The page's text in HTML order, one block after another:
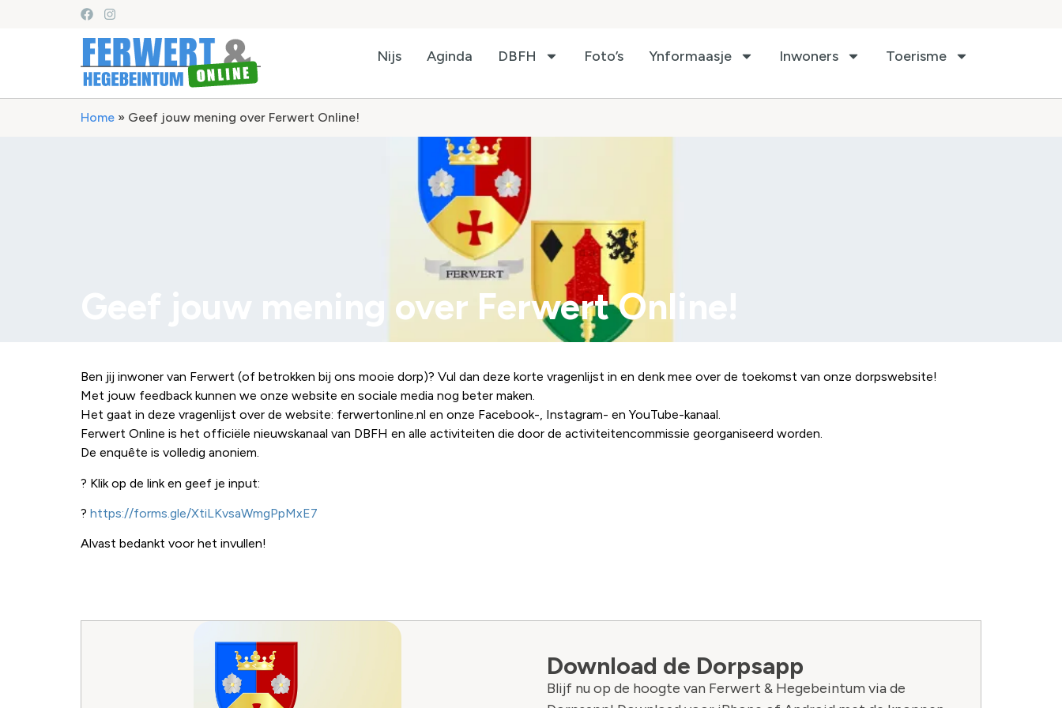
Nijs Aginda DBFH Foto’s Ynformaasje Inwoners Toerisme
Home » Geef jouw mening over Ferwert Online!
Geef jouw mening over Ferwert Online!
Ben jij inwoner van Ferwert (of betrokken bij ons mooie dorp)? Vul dan deze korte vragenlijst in en denk mee over de toekomst van onze dorpswebsite!
Met jouw feedback kunnen we onze website en sociale media nog beter maken.
Het gaat in deze vragenlijst over de website: ferwertonline.nl en onze Facebook-, Instagram- en YouTube-kanaal.
Ferwert Online is het officiële nieuwskanaal van DBFH en alle activiteiten die door de activiteitencommissie georganiseerd worden.
De enquête is volledig anoniem.
? Klik op de link en geef je input:
? https://forms.gle/XtiLKvsaWmgPpMxE7
Alvast bedankt voor het invullen!
Download de Dorpsapp
Blijf nu op de hoogte van Ferwert & Hegebeintum via de